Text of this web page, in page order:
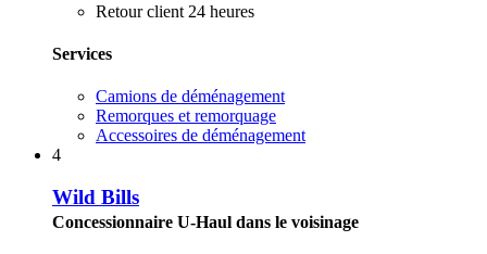
Retour client 24 heures
Services
Camions de déménagement
Remorques et remorquage
Accessoires de déménagement
4
Wild Bills
Concessionnaire U-Haul dans le voisinage